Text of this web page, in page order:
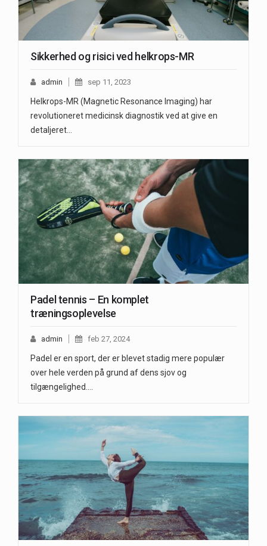
Sikkerhed og risici ved helkrops-MR
admin sep 11, 2023
Helkrops-MR (Magnetic Resonance Imaging) har
revolutioneret medicinsk diagnostik ved at give en
detaljeret…
Padel tennis – En komplet
træningsoplevelse
admin feb 27, 2024
Padel er en sport, der er blevet stadig mere populær
over hele verden på grund af dens sjov og
tilgængelighed.…